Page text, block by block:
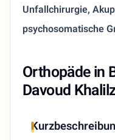
Unfallchirurgie,
psychosomatische
Orthopäde in
Davoud